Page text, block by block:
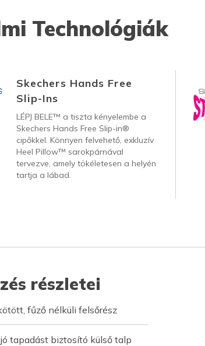
Technológiák
Skechers Hands Free
Slip-Ins
LÉPJ BELE™ a tiszta kényelembe a
Skechers Hands Free Slip-in®
cipőkkel. Könnyen felvehető, exkluzív
Heel Pillow™ sarokpárnával
tervezve, amely tökéletesen a helyén
tartja a lábad.
részletei
fűző nélküli felsőrész
jó tapadást biztosító külső talp